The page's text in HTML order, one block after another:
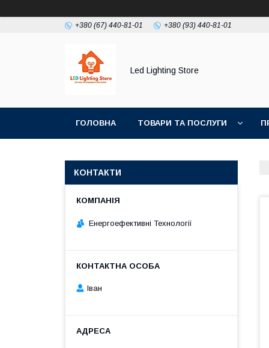
+380 (67) 440-81-01 +380 (93) 440-81-01
Led Lighting Store
ГОЛОВНА ТОВАРИ ТА ПОСЛУГИ
КОНТАКТИ
Енергоефективні Технології
Іван